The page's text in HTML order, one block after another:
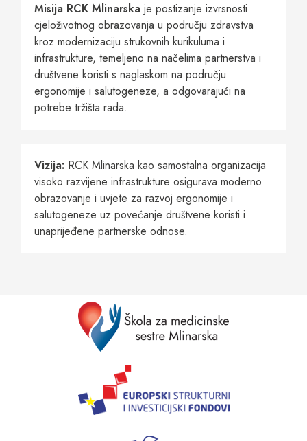
Misija RCK Mlinarska je postizanje izvrsnosti
cjeloživotnog obrazovanja u području zdravstva
kroz modernizaciju strukovnih kurikuluma i
infrastrukture, temeljeno na načelima partnerstva i
društvene koristi s naglaskom na području
ergonomije i salutogeneze, a odgovarajući na
potrebe tržišta rada.
Vizija: RCK Mlinarska kao samostalna organizacija
visoko razvijene infrastrukture osigurava moderno
obrazovanje i uvjete za razvoj ergonomije i
salutogeneze uz povećanje društvene koristi i
unaprijeđene partnerske odnose.